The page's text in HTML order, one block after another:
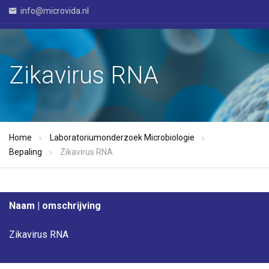
info@microvida.nl
Zikavirus RNA
Home
Laboratoriumonderzoek Microbiologie
Bepaling
Zikavirus RNA
Naam | omschrijving
Zikavirus RNA